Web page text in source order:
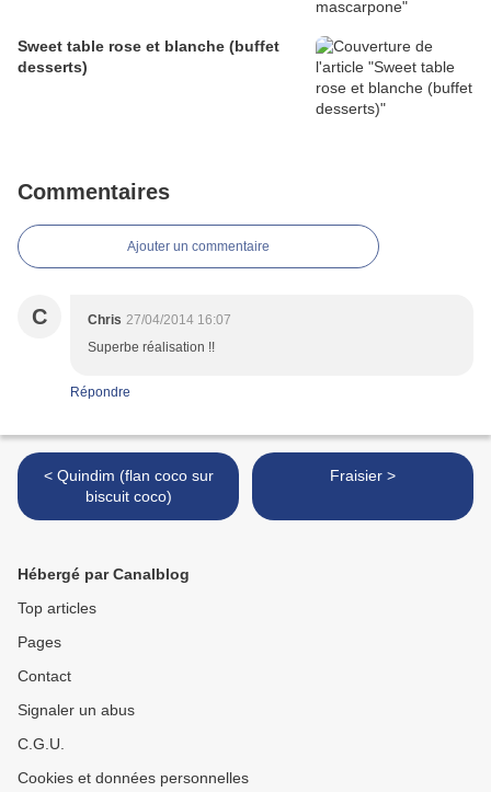
Sweet table rose et blanche (buffet
desserts)
Commentaires
Ajouter un commentaire
C Chris 27/04/2014 16:07
Superbe réalisation !!
Répondre
< Quindim (flan coco sur
biscuit coco)
Fraisier >
Hébergé par Canalblog
Top articles
Pages
Contact
Signaler un abus
C.G.U.
Cookies et données personnelles